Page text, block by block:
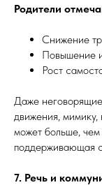
Родители
Снижение
Повышение
Рост
Даже
движения, мимику,
может больше,
поддерживающая
7. Речь и